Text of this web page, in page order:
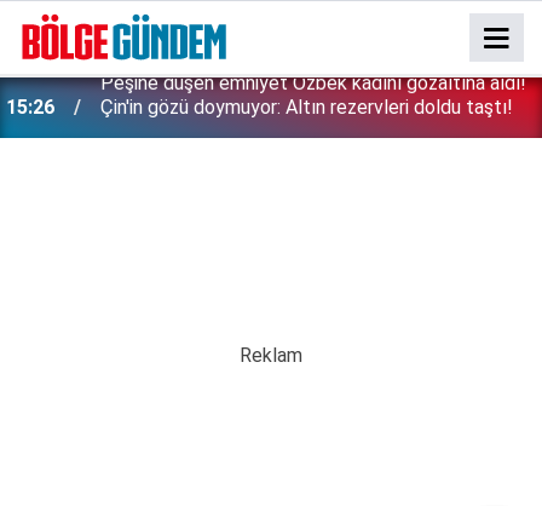
15:26 Çin'in gözü doymuyor: Altın rezervleri doldu taştı!